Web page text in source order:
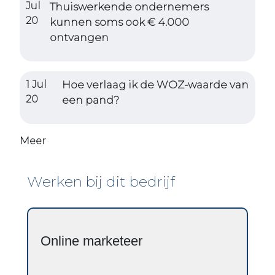
Jul
20
Thuiswerkende ondernemers
kunnen soms ook € 4.000
ontvangen
1 Jul
20
Hoe verlaag ik de WOZ-waarde van
een pand?
Meer
Werken bij dit bedrijf
Online marketeer